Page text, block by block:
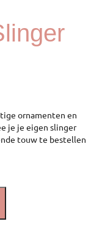
ornamenten en
je je eigen slinger
touw te bestellen